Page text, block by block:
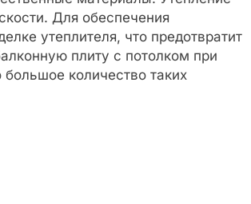
Для обеспечения
утеплителя, что предотвратит
плиту с потолком при
количество таких